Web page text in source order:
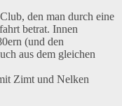
den man durch eine
betrat. Innen
(und den
aus dem gleichen
Zimt und Nelken